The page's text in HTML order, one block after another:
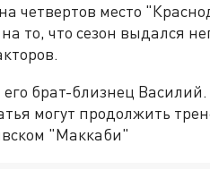
четвертов место
то, что сезон выдался
его брат-близнец
могут продолжить
"Маккаби"